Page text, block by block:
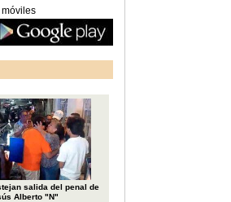
salida del penal de
Alberto "N"